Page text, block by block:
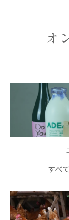
オ
すべ